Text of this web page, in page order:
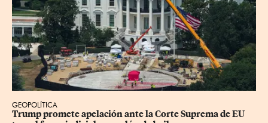
GEOPOLÍTICA
Trump promete apelación ante la Corte Suprema de EU